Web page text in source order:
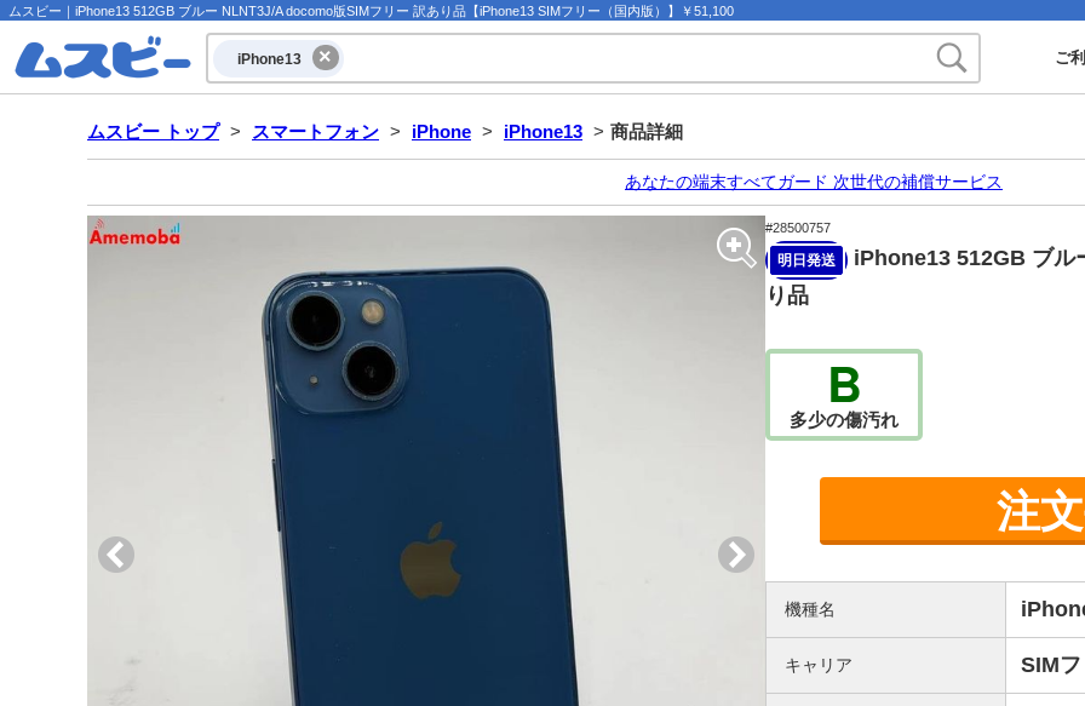
ムスビー｜iPhone13 512GB ブルー NLNT3J/A docomo版SIMフリー 訳あり品【iPhone13 SIMフリー（国内版）】￥51,100
iPhone13 ご
ムスビー トップ > スマートフォン > iPhone > iPhone13 > 商品詳細
あなたの端末すべてガード 次世代の補償サービス
#28500757
明日発送
iPhone13 512GB ブル
り品
B
多少の傷汚れ
注
機種名
キャリア SIMフ